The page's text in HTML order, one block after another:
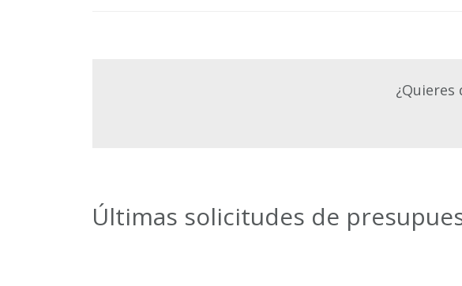
¿Quieres
Últimas solicitudes de